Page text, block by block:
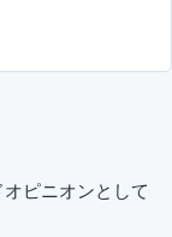
ピニオンとして